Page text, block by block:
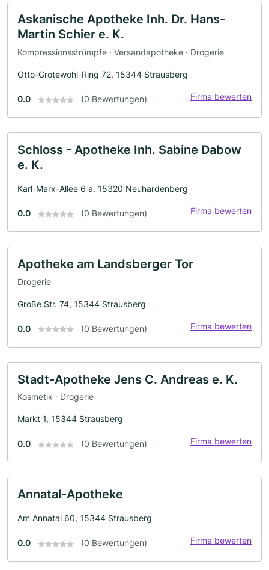
Askanische Apotheke Inh. Dr. Hans-
Martin Schier e. K.
Kompressionsstrümpfe · Versandapotheke · Drogerie
Otto-Grotewohl-Ring 72, 15344 Strausberg
0.0 (0 Bewertungen) Firma bewerten
Schloss - Apotheke Inh. Sabine Dabow
e. K.
Karl-Marx-Allee 6 a, 15320 Neuhardenberg
0.0 (0 Bewertungen) Firma bewerten
Apotheke am Landsberger Tor
Drogerie
Große Str. 74, 15344 Strausberg
0.0 (0 Bewertungen) Firma bewerten
Stadt-Apotheke Jens C. Andreas e. K.
Kosmetik · Drogerie
Markt 1, 15344 Strausberg
0.0 (0 Bewertungen) Firma bewerten
Annatal-Apotheke
Am Annatal 60, 15344 Strausberg
0.0 (0 Bewertungen) Firma bewerten